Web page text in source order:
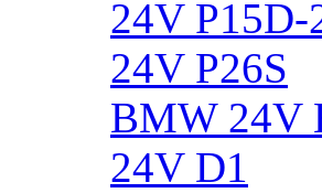
24V P15D-
24V P26S
BMW 24V
24V D1